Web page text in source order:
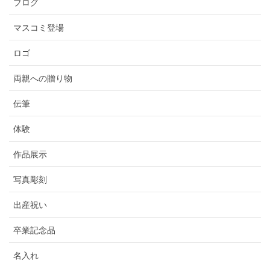
ブログ
マスコミ登場
ロゴ
両親への贈り物
伝筆
体験
作品展示
写真彫刻
出産祝い
卒業記念品
名入れ